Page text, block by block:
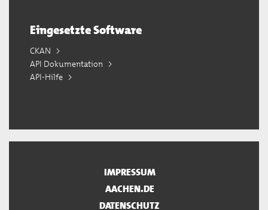
Eingesetzte Software
CKAN
API Dokumentation
API-Hilfe
IMPRESSUM
AACHEN.DE
DATENSCHUTZ